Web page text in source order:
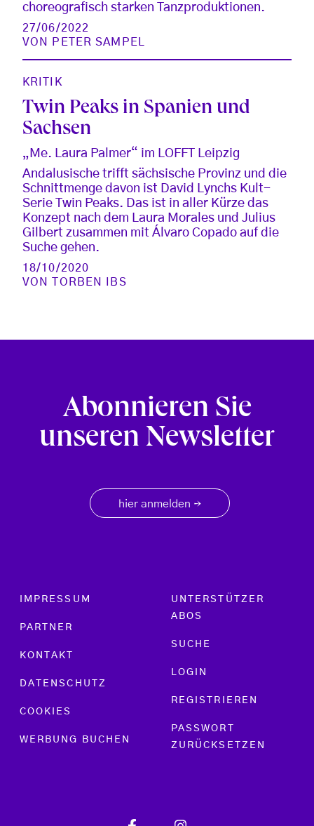
choreografisch starken Tanzproduktionen.
27/06/2022
VON
PETER SAMPEL
KRITIK
Twin Peaks in Spanien und
Sachsen
„Me. Laura Palmer“ im LOFFT Leipzig
Andalusische trifft sächsische Provinz und die
Schnittmenge davon ist David Lynchs Kult-
Serie Twin Peaks. Das ist in aller Kürze das
Konzept nach dem Laura Morales und Julius
Gilbert zusammen mit Álvaro Copado auf die
Suche gehen.
18/10/2020
VON
TORBEN IBS
Abonnieren Sie
unseren Newsletter
hier anmelden →
Footer menu
IMPRESSUM
PARTNER
KONTAKT
DATENSCHUTZ
COOKIES
WERBUNG BUCHEN
UNTERSTÜTZER
ABOS
SUCHE
LOGIN
REGISTRIEREN
PASSWORT
ZURÜCKSETZEN